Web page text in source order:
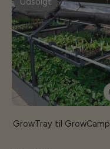
GrowTray til GrowCamp